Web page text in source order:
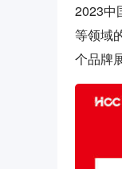
2023中
等领域
个品牌